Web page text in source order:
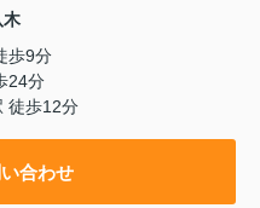
木
歩9分
24分
徒歩12分
合わせ